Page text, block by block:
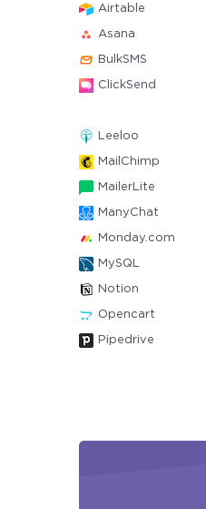
Airtable
Asana
BulkSMS
ClickSend
Leeloo
MailChimp
MailerLite
ManyChat
Monday.com
MySQL
Notion
Opencart
Pipedrive